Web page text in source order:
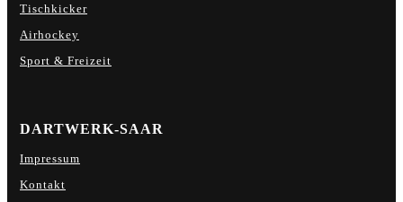
Tischkicker
Airhockey
Sport & Freizeit
DARTWERK-SAAR
Impressum
Kontakt